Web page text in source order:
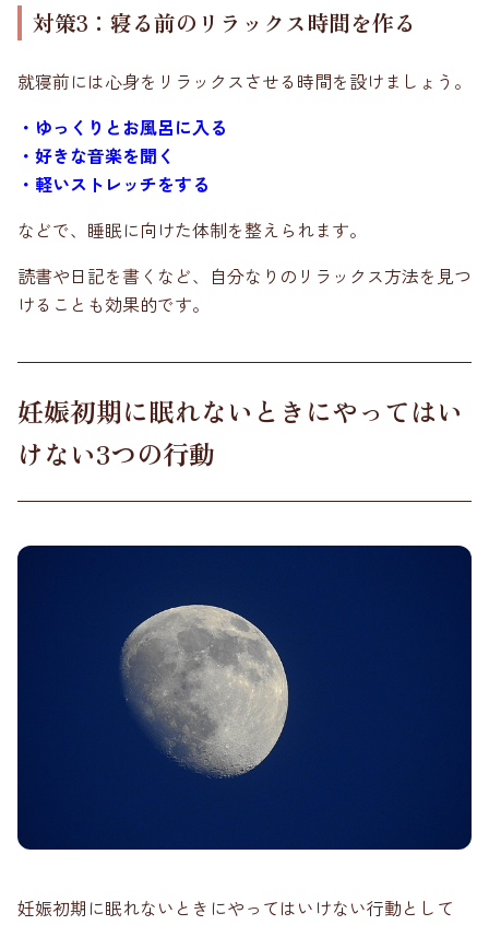
対策3：寝る前のリラックス時間を作る
就寝前には心身をリラックスさせる時間を設けましょう。
・ゆっくりとお風呂に入る
・好きな音楽を聞く
・軽いストレッチをする
などで、睡眠に向けた体制を整えられます。
読書や日記を書くなど、自分なりのリラックス方法を見つ
けることも効果的です。
妊娠初期に眠れないときにやってはい
けない3つの行動
妊娠初期に眠れないときにやってはいけない行動として